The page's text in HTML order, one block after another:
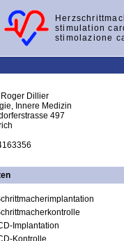
stimulation
stimolazione
Roger Dillier
Innere Medizin
497
Implantation
Kontrolle